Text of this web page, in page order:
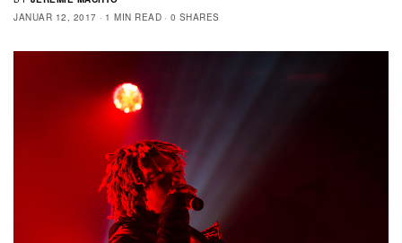
JANUAR 12, 2017
1 MIN READ 0 SHARES